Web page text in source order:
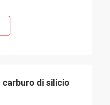
di silicio